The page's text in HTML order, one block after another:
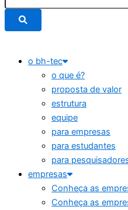
o bh-tec
o que é?
proposta de valor
estrutura
equipe
para empresas
para estudantes
para
empresas
Conheça as
Conheça as